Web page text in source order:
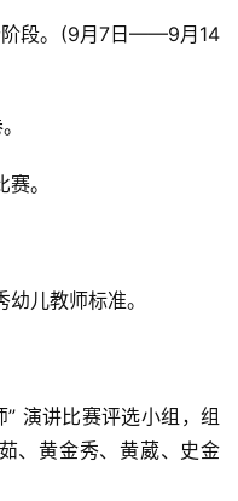
阶段。(9月7日——9月14
。
儿教师标准。
演讲比赛评选小组，组
、黄金秀、黄葳、史金